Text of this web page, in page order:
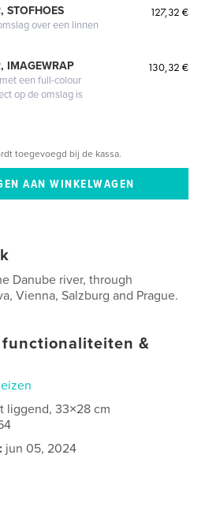
STOFHOES
over een linnen
127,32 €
IMAGEWRAP
een full-colour
op de omslag is
130,32 €
toegevoegd bij de kassa.
Danube river, through
Vienna, Salzburg and Prague.
&
liggend, 33×28 cm
jun 05, 2024